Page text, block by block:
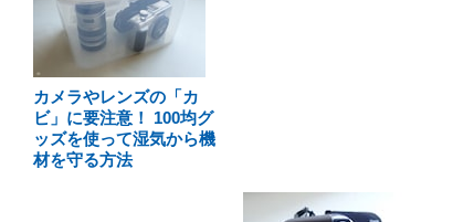
カメラやレンズの「カ
ビ」に要注意！ 100均グ
ッズを使って湿気から機
材を守る方法